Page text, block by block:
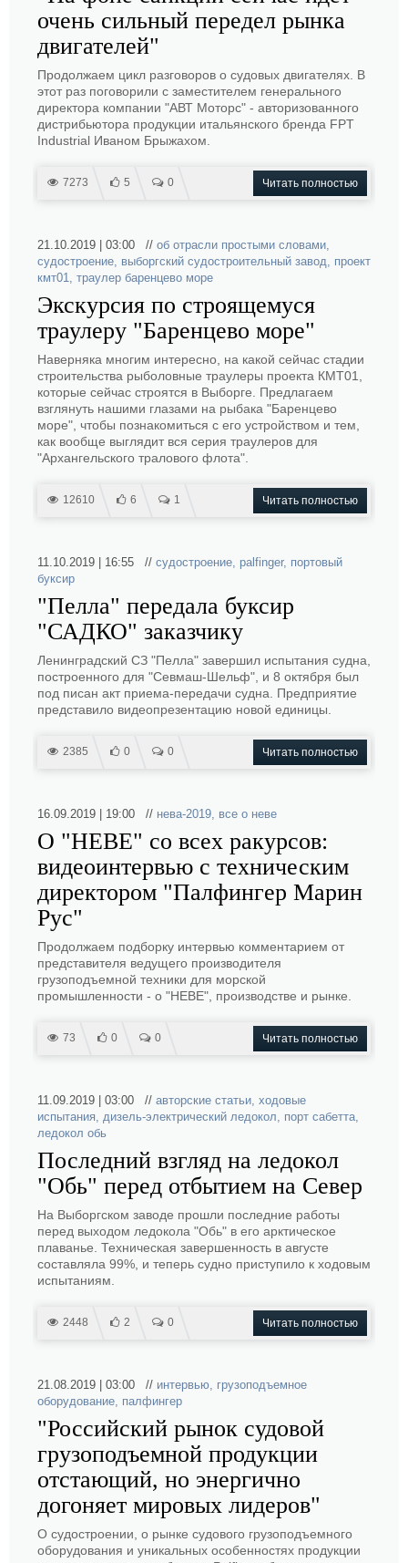
очень сильный передел рынка
двигателей"
Продолжаем цикл разговоров о судовых двигателях. В
этот раз поговорили с заместителем генерального
директора компании "АВТ Моторс" - авторизованного
дистрибьютора продукции итальянского бренда FPT
Industrial Иваном Брыжахом.
7273 5 0 Читать полностью
21.10.2019 | 03:00 // об отрасли простыми словами,
судостроение, выборгский судостроительный завод, проект
кмт01, траулер баренцево море
Экскурсия по строящемуся
траулеру "Баренцево море"
Наверняка многим интересно, на какой сейчас стадии
строительства рыболовные траулеры проекта КМТ01,
которые сейчас строятся в Выборге. Предлагаем
взглянуть нашими глазами на рыбака "Баренцево
море", чтобы познакомиться с его устройством и тем,
как вообще выглядит вся серия траулеров для
"Архангельского тралового флота".
12610 6 1 Читать полностью
11.10.2019 | 16:55 // судостроение, palfinger, портовый
буксир
"Пелла" передала буксир
"САДКО" заказчику
Ленинградский СЗ "Пелла" завершил испытания судна,
построенного для "Севмаш-Шельф", и 8 октября был
под писан акт приема-передачи судна. Предприятие
представило видеопрезентацию новой единицы.
2385 0 0 Читать полностью
16.09.2019 | 19:00 // нева-2019, все о неве
О "НЕВЕ" со всех ракурсов:
видеоинтервью с техническим
директором "Палфингер Марин
Рус"
Продолжаем подборку интервью комментарием от
представителя ведущего производителя
грузоподъемной техники для морской
промышленности - о "НЕВЕ", производстве и рынке.
73 0 0 Читать полностью
11.09.2019 | 03:00 // авторские статьи, ходовые
испытания, дизель-электрический ледокол, порт сабетта,
ледокол обь
Последний взгляд на ледокол
"Обь" перед отбытием на Север
На Выборгском заводе прошли последние работы
перед выходом ледокола "Обь" в его арктическое
плаванье. Техническая завершенность в августе
составляла 99%, и теперь судно приступило к ходовым
испытаниям.
2448 2 0 Читать полностью
21.08.2019 | 03:00 // интервью, грузоподъемное
оборудование, палфингер
"Российский рынок судовой
грузоподъемной продукции
отстающий, но энергично
догоняет мировых лидеров"
О судостроении, о рынке судового грузоподъемного
оборудования и уникальных особенностях продукции